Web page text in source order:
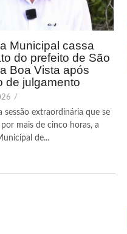
Municipal cassa
do prefeito de São
Boa Vista após
de julgamento
/
sessão extraordinária que se
mais de cinco horas, a
de...